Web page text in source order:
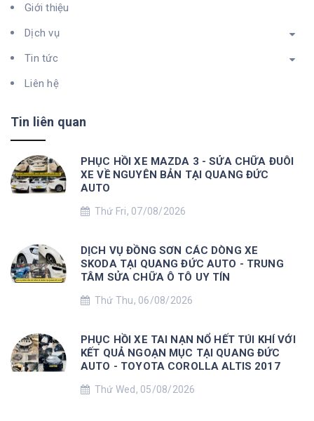
Giới thiệu
Dịch vụ
Tin tức
Liên hệ
Tin liên quan
PHỤC HỒI XE MAZDA 3 - SỬA CHỮA ĐUÔI
XE VỀ NGUYÊN BẢN TẠI QUANG ĐỨC
AUTO
Thứ Fri, 07/08/2026
DỊCH VỤ ĐỒNG SƠN CÁC DÒNG XE
SKODA TẠI QUANG ĐỨC AUTO - TRUNG
TÂM SỬA CHỮA Ô TÔ UY TÍN
Thứ Thu, 06/08/2026
PHỤC HỒI XE TAI NẠN NỔ HẾT TÚI KHÍ VỚI
KẾT QUẢ NGOẠN MỤC TẠI QUANG ĐỨC
AUTO - TOYOTA COROLLA ALTIS 2017
Thứ Wed, 05/08/2026